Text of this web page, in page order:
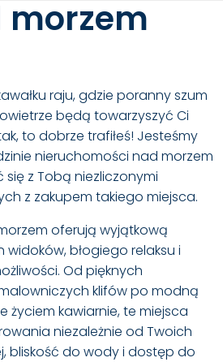
morzem
raju, gdzie poranny szum
będą towarzyszyć Ci
to dobrze trafiłeś! Jesteśmy
nieruchomości nad morzem
z Tobą niezliczonymi
z zakupem takiego miejsca.
oferują wyjątkową
widoków, błogiego relaksu i
Od pięknych
klifów po modną
życiem kawiarnie, te miejsca
niezależnie od Twoich
bliskość do wody i dostęp do